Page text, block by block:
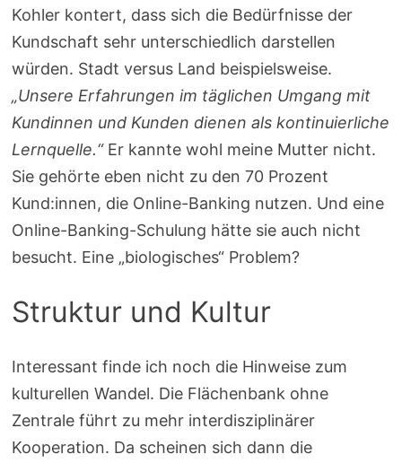
Kohler kontert, dass sich die Bedürfnisse der
Kundschaft sehr unterschiedlich darstellen
würden. Stadt versus Land beispielsweise.
„Unsere Erfahrungen im täglichen Umgang mit
Kundinnen und Kunden dienen als kontinuierliche
Lernquelle.“ Er kannte wohl meine Mutter nicht.
Sie gehörte eben nicht zu den 70 Prozent
Kund:innen, die Online-Banking nutzen. Und eine
Online-Banking-Schulung hätte sie auch nicht
besucht. Eine „biologisches“ Problem?
Struktur und Kultur
Interessant finde ich noch die Hinweise zum
kulturellen Wandel. Die Flächenbank ohne
Zentrale führt zu mehr interdisziplinärer
Kooperation. Da scheinen sich dann die